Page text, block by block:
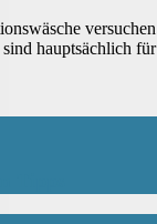
hauptsächlich